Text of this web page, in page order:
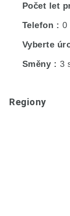
Počet let
Telefon
0
Vyberte
Směny
3
Regiony